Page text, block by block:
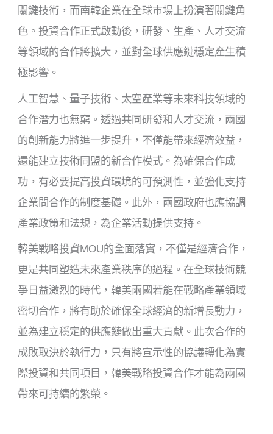
關鍵技術，而南韓企業在全球市場上扮演著關鍵角
色。投資合作正式啟動後，研發、生產、人才交流
等領域的合作將擴大，並對全球供應鏈穩定產生積
極影響。
人工智慧、量子技術、太空產業等未來科技領域的
合作潛力也無窮。透過共同研發和人才交流，兩國
的創新能力將進一步提升，不僅能帶來經濟效益，
還能建立技術同盟的新合作模式。為確保合作成
功，有必要提高投資環境的可預測性，並強化支持
企業間合作的制度基礎。此外，兩國政府也應協調
產業政策和法規，為企業活動提供支持。
韓美戰略投資MOU的全面落實，不僅是經濟合作，
更是共同塑造未來產業秩序的過程。在全球技術競
爭日益激烈的時代，韓美兩國若能在戰略產業領域
密切合作，將有助於確保全球經濟的新增長動力，
並為建立穩定的供應鏈做出重大貢獻。此次合作的
成敗取決於執行力，只有將宣示性的協議轉化為實
際投資和共同項目，韓美戰略投資合作才能為兩國
帶來可持續的繁榮。